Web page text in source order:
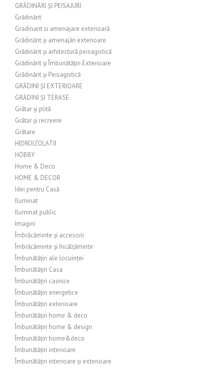
GRĂDINĂRI ȘI PEISAJURI
Grădinărit
Gradinarit si amenajare exterioară
Grădinărit și amenajări exterioare
Grădinărit și arhitectură peisagistică
Grădinărit și Îmbunătățiri Exterioare
Grădinărit și Peisagistică
GRĂDINI ȘI EXTERIOARE
GRĂDINI ȘI TERASE
Grătar și plită
Grătar și recreere
Grătare
HIDROIZOLATII
HOBBY
Home & Deco
HOME & DECOR
Idei pentru Casă
Iluminat
Iluminat public
Imagini
Îmbrăcăminte și accesorii
Îmbrăcăminte și încălțăminte
Îmbunătățiri ale locuinței
Îmbunătățiri Casa
Îmbunătățiri casnice
Îmbunătățiri energetice
Îmbunătățiri exterioare
Îmbunătățiri home & deco
Îmbunătățiri home & design
Îmbunătățiri home&deco
Îmbunătățiri interioare
Îmbunătățiri interioare și exterioare